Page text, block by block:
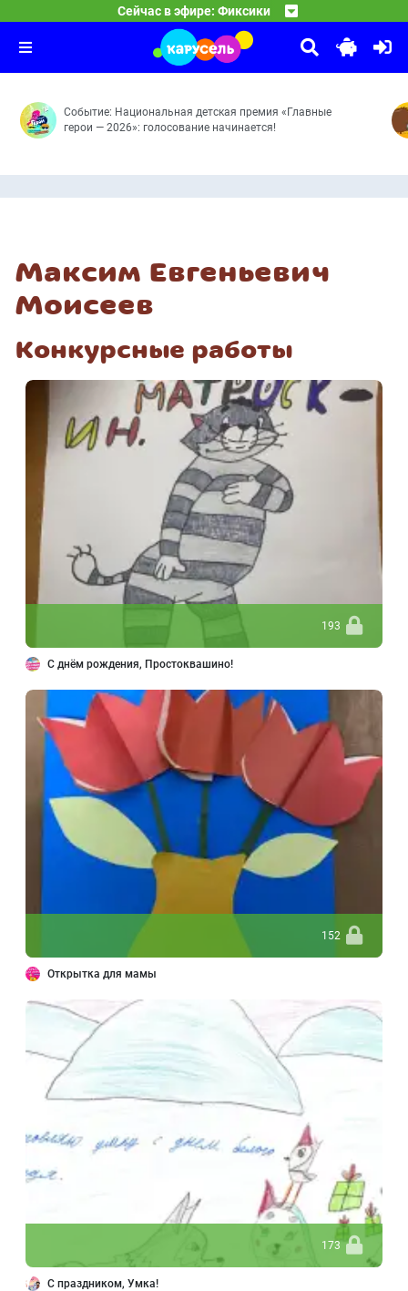
Сейчас в эфире: Фиксики
Цыплёнок — Радионяня — Узлы — Лифт — Чертёж —
07:00
Команда Флоры
Танцуют все! — Чужой огород — Вот это номер! — Не
Парк Турум-Бурум
Событие: Национальная детская премия «Главные
герои — 2026»: голосование начинается!
Максим Евгеньевич
Моисеев
Конкурсные работы
193
С днём рождения, Простоквашино!
152
Открытка для мамы
173
С праздником, Умка!